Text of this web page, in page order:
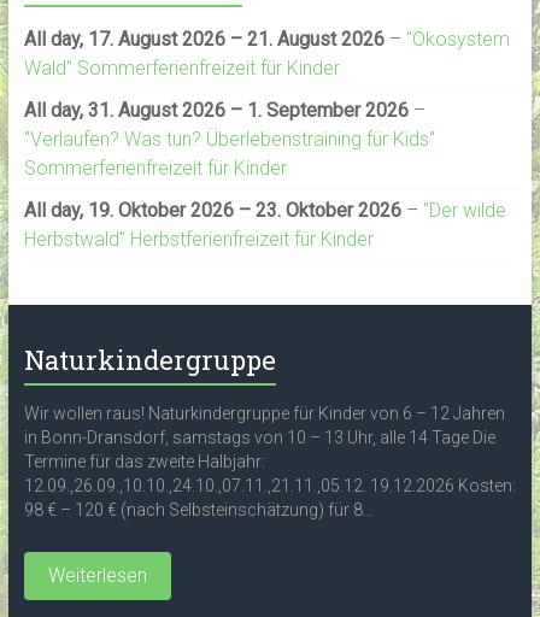
All day, 17. August 2026 – 21. August 2026– "Ökosystem
Wald" Sommerferienfreizeit für Kinder
All day, 31. August 2026 – 1. September 2026–
"Verlaufen? Was tun? Überlebenstraining für Kids"
Sommerferienfreizeit für Kinder
All day, 19. Oktober 2026 – 23. Oktober 2026– "Der wilde
Herbstwald" Herbstferienfreizeit für Kinder
Naturkindergruppe
Wir wollen raus! Naturkindergruppe für Kinder von 6 – 12 Jahren
in Bonn-Dransdorf, samstags von 10 – 13 Uhr, alle 14 Tage Die
Termine für das zweite Halbjahr:
12.09.,26.09.,10.10.,24.10.,07.11.,21.11.,05.12. 19.12.2026 Kosten:
98 € – 120 € (nach Selbsteinschätzung) für 8...
Weiterlesen